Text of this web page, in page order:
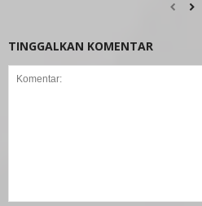
TINGGALKAN KOMENTAR